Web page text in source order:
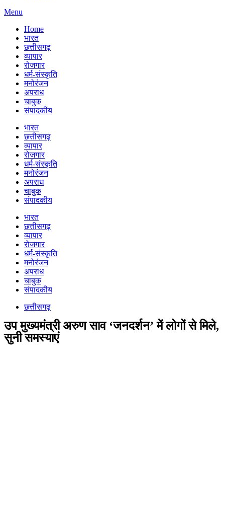
Menu
Home
भारत
छत्तीसगढ़
व्यापार
रोजगार
धर्म-संस्कृति
मनोरंजन
अपराध
चाबुक
संपादकीय
भारत
छत्तीसगढ़
व्यापार
रोजगार
धर्म-संस्कृति
मनोरंजन
अपराध
चाबुक
संपादकीय
भारत
छत्तीसगढ़
व्यापार
रोजगार
धर्म-संस्कृति
मनोरंजन
अपराध
चाबुक
संपादकीय
छत्तीसगढ़
उप मुख्यमंत्री अरुण साव ‘जनदर्शन’ में लोगों से मिले,
सुनी समस्याएं